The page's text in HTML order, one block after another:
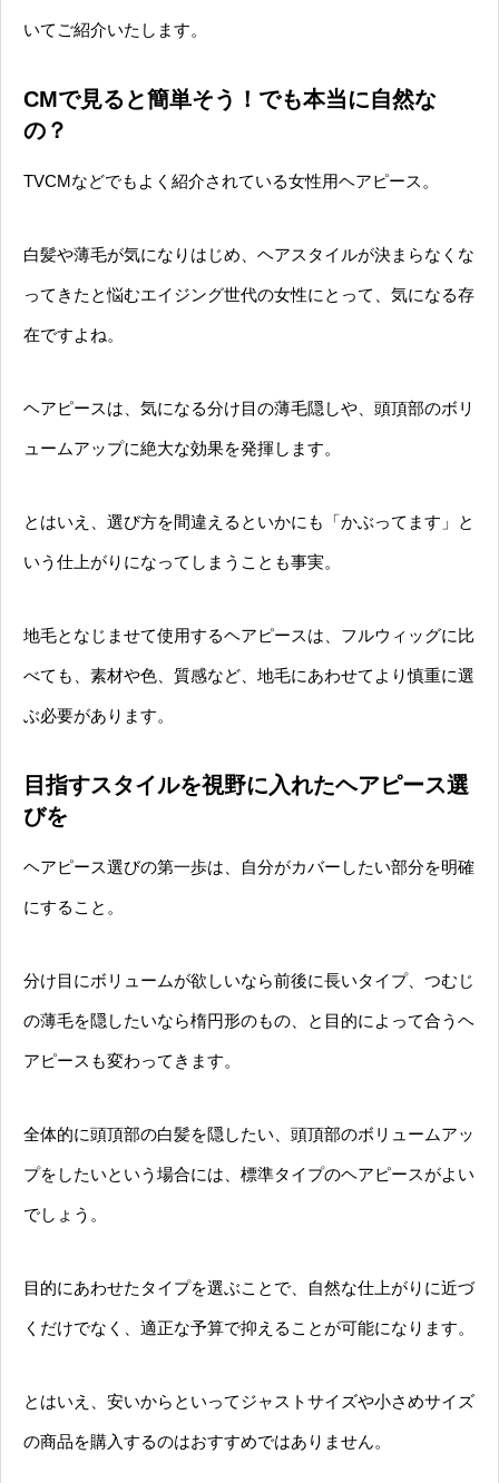
いてご紹介いたします。
CMで見ると簡単そう！でも本当に自然な
の？
TVCMなどでもよく紹介されている女性用ヘアピース。
白髪や薄毛が気になりはじめ、ヘアスタイルが決まらなくな
ってきたと悩むエイジング世代の女性にとって、気になる存
在ですよね。
ヘアピースは、気になる分け目の薄毛隠しや、頭頂部のボリ
ュームアップに絶大な効果を発揮します。
とはいえ、選び方を間違えるといかにも「かぶってます」と
いう仕上がりになってしまうことも事実。
地毛となじませて使用するヘアピースは、フルウィッグに比
べても、素材や色、質感など、地毛にあわせてより慎重に選
ぶ必要があります。
目指すスタイルを視野に入れたヘアピース選
びを
ヘアピース選びの第一歩は、自分がカバーしたい部分を明確
にすること。
分け目にボリュームが欲しいなら前後に長いタイプ、つむじ
の薄毛を隠したいなら楕円形のもの、と目的によって合うヘ
アピースも変わってきます。
全体的に頭頂部の白髪を隠したい、頭頂部のボリュームアッ
プをしたいという場合には、標準タイプのヘアピースがよい
でしょう。
目的にあわせたタイプを選ぶことで、自然な仕上がりに近づ
くだけでなく、適正な予算で抑えることが可能になります。
とはいえ、安いからといってジャストサイズや小さめサイズ
の商品を購入するのはおすすめではありません。